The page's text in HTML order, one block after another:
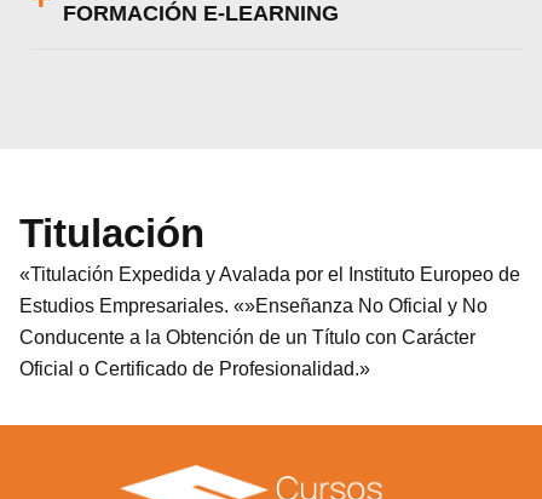
FORMACIÓN E-LEARNING
Titulación
«Titulación Expedida y Avalada por el Instituto Europeo de
Estudios Empresariales. «»Enseñanza No Oficial y No
Conducente a la Obtención de un Título con Carácter
Oficial o Certificado de Profesionalidad.»